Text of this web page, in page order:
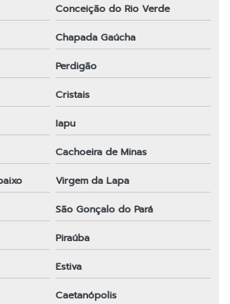
Conceição do Rio Verde
Chapada Gaúcha
Perdigão
Cristais
Iapu
Cachoeira de Minas
Virgem da Lapa
São Gonçalo do Pará
Piraúba
Estiva
Caetanópolis